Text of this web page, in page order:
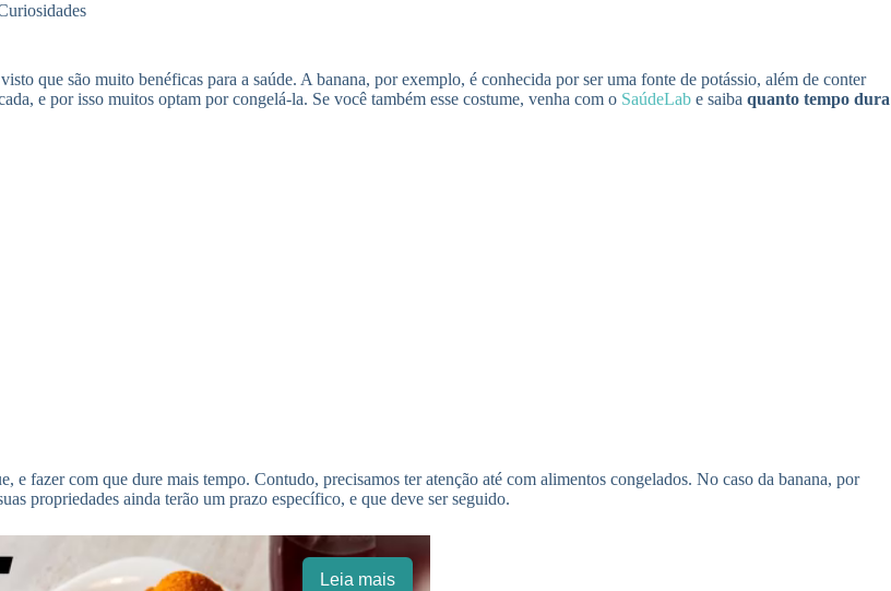
que são muito benéficas para a saúde. A banana, por exemplo, é conhecida por ser uma fonte de potássio, além de conter
e por isso muitos optam por congelá-la. Se você também esse costume, venha com o SaúdeLab e saiba quanto tempo dura
fazer com que dure mais tempo. Contudo, precisamos ter atenção até com alimentos congelados. No caso da banana, por
propriedades ainda terão um prazo específico, e que deve ser seguido.
Leia mais